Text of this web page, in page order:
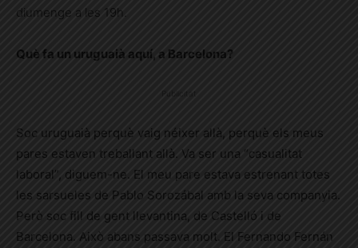
diumenge a les 19h.
Què fa un uruguaià aquí a Barcelona?
Publicitat
Soc uruguaià perquè vaig néixer allà, perquè els meus
pares estaven treballant allà. Va ser una “casualitat
laboral”, diguem-ne. El meu pare estava estrenant totes
les sarsueles de Pablo Sorozábal amb la seva companyia.
Però soc fill de gent llevantina, de Castelló i de
Barcelona. Això abans passava molt. El Fernando Fernán